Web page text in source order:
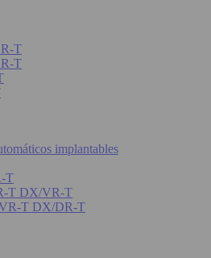
T
T
implantables
T
T DX/VR-T
T DX/DR-T